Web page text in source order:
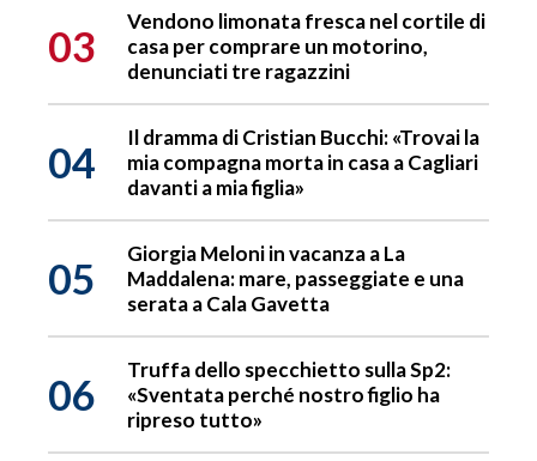
03
Vendono limonata fresca nel cortile di
casa per comprare un motorino,
denunciati tre ragazzini
04
Il dramma di Cristian Bucchi: «Trovai la
mia compagna morta in casa a Cagliari
davanti a mia figlia»
05
Giorgia Meloni in vacanza a La
Maddalena: mare, passeggiate e una
serata a Cala Gavetta
06
Truffa dello specchietto sulla Sp2:
«Sventata perché nostro figlio ha
ripreso tutto»